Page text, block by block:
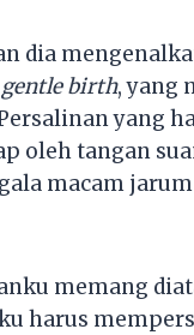
dia
gentle birth, yang
yang
oleh tangan
macam
memang
harus